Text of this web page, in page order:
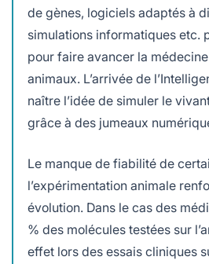
de gènes, logiciels adaptés à
simulations informatiques etc.
pour faire avancer la
animaux. L’arrivée de
naître l’idée de simuler le
grâce à des jumeaux
Le manque de fiabilité de
l’expérimentation animale
évolution. Dans le cas des
% des molécules testées sur
effet lors des essais cliniques